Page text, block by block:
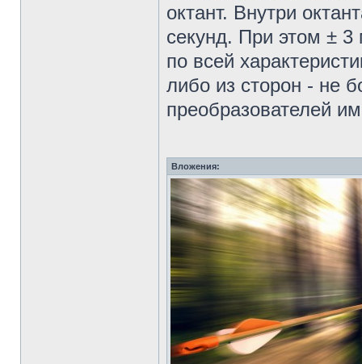
октант. Внутри
секунд. При этом ± 3
по всей
либо из сторон - не
преобразователей
Вложения: